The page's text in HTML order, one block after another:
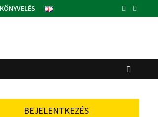
KÖNYVELÉS
BEJELENTKEZÉS